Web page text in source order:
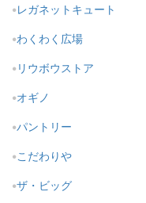
レガネットキュート
わくわく広場
リウボウストア
オギノ
パントリー
こだわりや
ザ・ビッグ